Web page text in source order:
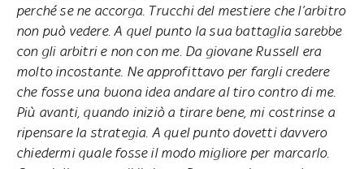
perché se ne accorga. Trucchi del mestiere che l’arbitro
non può vedere. A quel punto la sua battaglia sarebbe
con gli arbitri e non con me. Da giovane Russell era
molto incostante. Ne approfittavo per fargli credere
che fosse una buona idea andare al tiro contro di me.
Più avanti, quando iniziò a tirare bene, mi costrinse a
ripensare la strategia. A quel punto dovetti davvero
chiedermi quale fosse il modo migliore per marcarlo.